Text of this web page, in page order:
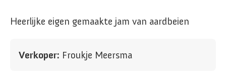
Heerlijke eigen gemaakte jam van aardbeien
Verkoper: Froukje Meersma